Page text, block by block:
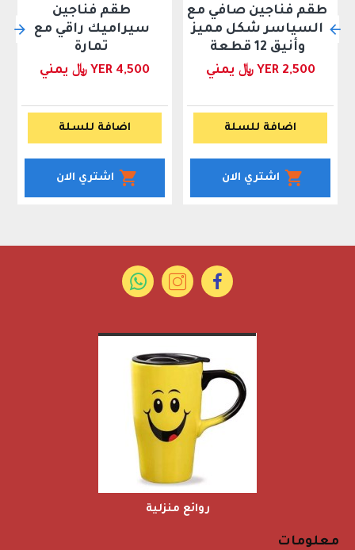
طقم فناجين صافي مع
السياسر شكل مميز
وأنيق 12 قطعة
YER 2,500 ﷼ يمني
اضافة للسلة
اشتري الان
طقم فناجين
سيراميك راقي مع
تمارة
YER 4,500 ﷼ يمني
اضافة للسلة
اشتري الان
روائع منزلية
معلومات